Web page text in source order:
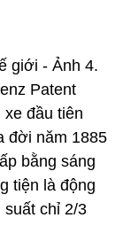
Patent
đầu tiên
đời năm 1885
bằng sáng
tiện là động
chỉ 2/3